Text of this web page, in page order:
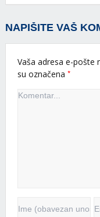
NAPIŠITE VAŠ
Vaša adresa e-pošte
su označena *